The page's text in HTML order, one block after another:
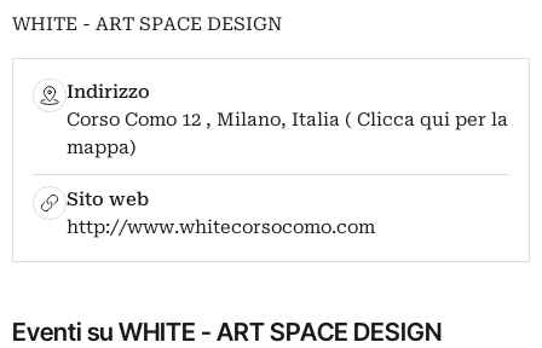
WHITE - ART SPACE DESIGN
Indirizzo
Corso Como 12 , Milano, Italia ( Clicca qui per la
mappa)
Sito web
http://www.whitecorsocomo.com
Eventi su WHITE - ART SPACE DESIGN